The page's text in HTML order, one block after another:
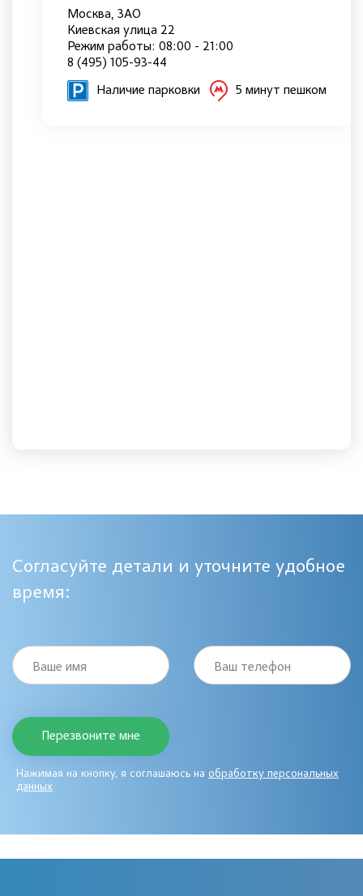
Москва, ЗАО
Киевская улица 22
Режим работы: 08:00 - 21:00
8 (495) 105-93-44
Наличие парковки 5 минут пешком
Согласуйте детали и уточните удобное
время:
Ваше имя Ваш телефон
Нажимая на кнопку, я соглашаюсь на обработку персональных
данных